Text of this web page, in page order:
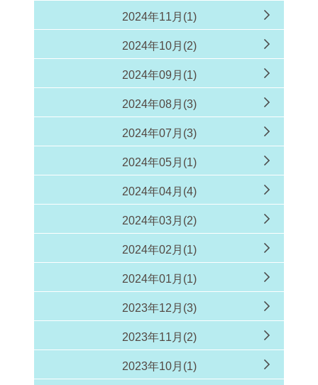
2024年11月(1)
2024年10月(2)
2024年09月(1)
2024年08月(3)
2024年07月(3)
2024年05月(1)
2024年04月(4)
2024年03月(2)
2024年02月(1)
2024年01月(1)
2023年12月(3)
2023年11月(2)
2023年10月(1)